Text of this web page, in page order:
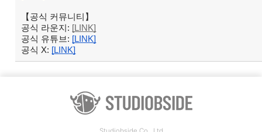
【공식 커뮤니티】
공식 라운지: [LINK]
공식 유튜브: [LINK]
공식 X: [LINK]